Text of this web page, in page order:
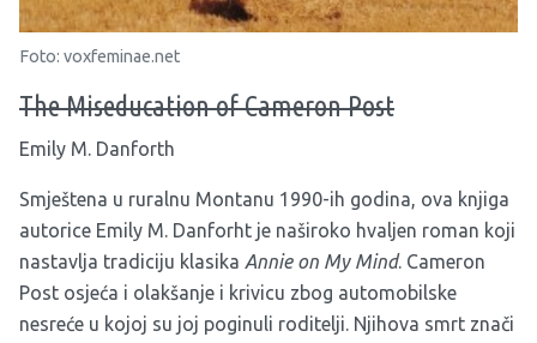
Foto: voxfeminae.net
The Miseducation of Cameron Post
Emily M. Danforth
Smještena u ruralnu Montanu 1990-ih godina, ova knjiga
autorice Emily M. Danforht je naširoko hvaljen roman koji
nastavlja tradiciju klasika Annie on My Mind. Cameron
Post osjeća i olakšanje i krivicu zbog automobilske
nesreće u kojoj su joj poginuli roditelji. Njihova smrt znači